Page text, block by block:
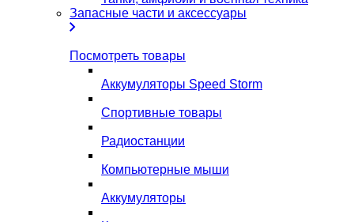
Запасные части и аксессуары
Посмотреть товары
Аккумуляторы Speed Storm
Спортивные товары
Радиостанции
Компьютерные мыши
Аккумуляторы